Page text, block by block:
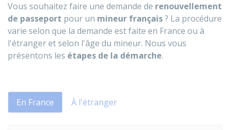
Vous souhaitez faire une demande de renouvellement
de passeport pour un mineur français? La procédure
varie selon que la demande est faite en France ou à
l'étranger et selon l'âge du mineur. Nous vous
présentons les étapes de la démarche.
En France À l'étranger